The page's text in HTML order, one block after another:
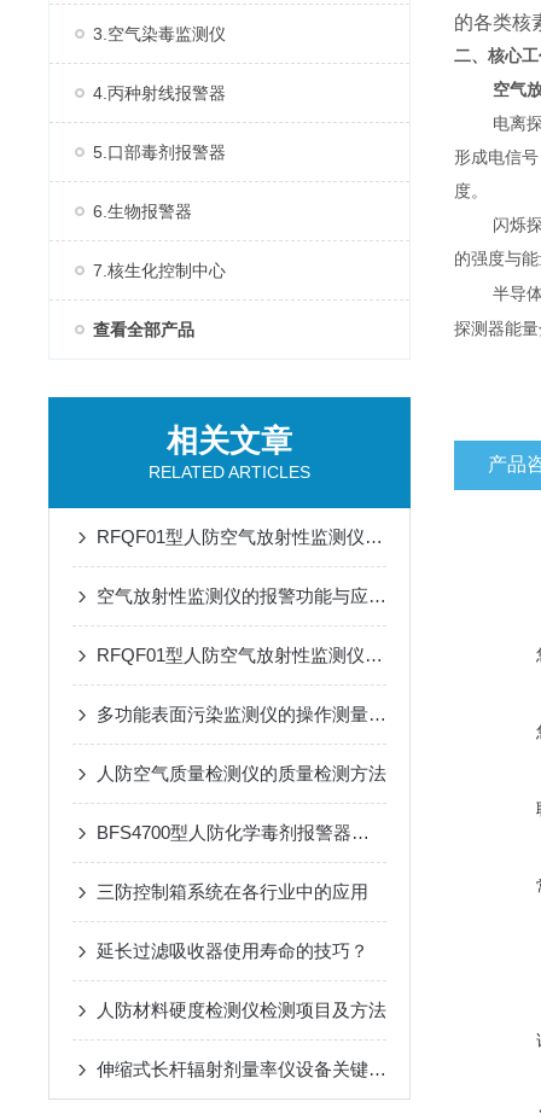
3.空气染毒监测仪
4.丙种射线报警器
5.口部毒剂报警器
6.生物报警器
7.核生化控制中心
查看全部产品
相关文章
RELATED ARTICLES
RFQF01型人防空气放射性监测仪的安装与维护指南
空气放射性监测仪的报警功能与应急响应措施说明
RFQF01型人防空气放射性监测仪的工作原理与技术分析
多功能表面污染监测仪的操作测量方法
人防空气质量检测仪的质量检测方法
BFS4700型人防化学毒剂报警器是重要技术屏障
三防控制箱系统在各行业中的应用
延长过滤吸收器使用寿命的技巧？
人防材料硬度检测仪检测项目及方法
伸缩式长杆辐射剂量率仪设备关键技术与应用
的各类核
二、核心
空气
电离
形成电信
度。
闪烁
的强度与
半导
探测器能
产品